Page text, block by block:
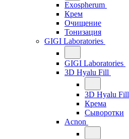
Exospherum
Крем
Очищение
Тонизация
GIGI Laboratories
GIGI Laboratories
3D Hyalu Fill
3D Hyalu Fill
Крема
Сыворотки
Acnon